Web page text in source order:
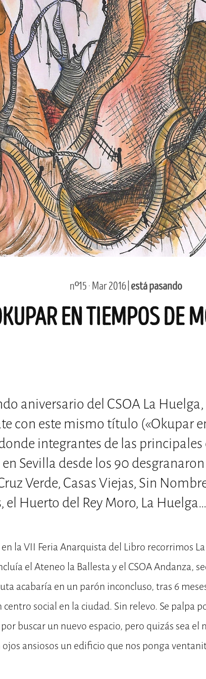
nº15 · Mar 2016 | está pasando
EN TIEMPOS DE
aniversario del CSOA La
con este mismo título («Okupar
integrantes de las
Sevilla desde los 90
Verde, Casas Viejas, Sin
el Huerto del Rey Moro, La Huelga…
en la VII Feria Anarquista del Libro recorrimos
el Ateneo la Ballesta y el CSOA Andanza,
acabaría en un parón inconcluso, tras 6
social en la ciudad. Sin relevo. Se palpa
buscar un nuevo espacio, pero quizás sea
ansiosos un edificio que nos ponga